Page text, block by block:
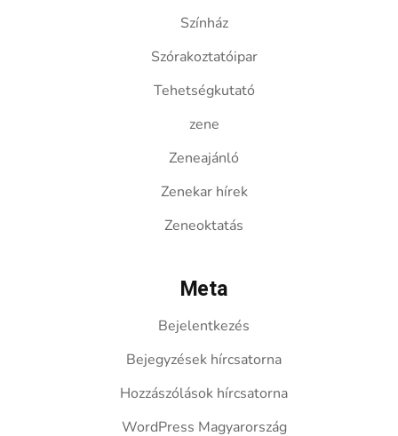
Színház
Szórakoztatóipar
Tehetségkutató
zene
Zeneajánló
Zenekar hírek
Zeneoktatás
Meta
Bejelentkezés
Bejegyzések hírcsatorna
Hozzászólások hírcsatorna
WordPress Magyarország